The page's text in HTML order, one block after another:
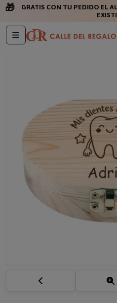
🎁
GRATIS CON TU PEDIDO EL